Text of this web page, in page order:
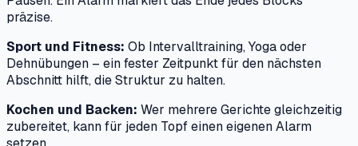
präzise.
Sport und Fitness: Ob Intervalltraining, Yoga oder
Dehnübungen – ein fester Zeitpunkt für den nächsten
Abschnitt hilft, die Struktur zu halten.
Kochen und Backen: Wer mehrere Gerichte gleichzeitig
zubereitet, kann für jeden Topf einen eigenen Alarm